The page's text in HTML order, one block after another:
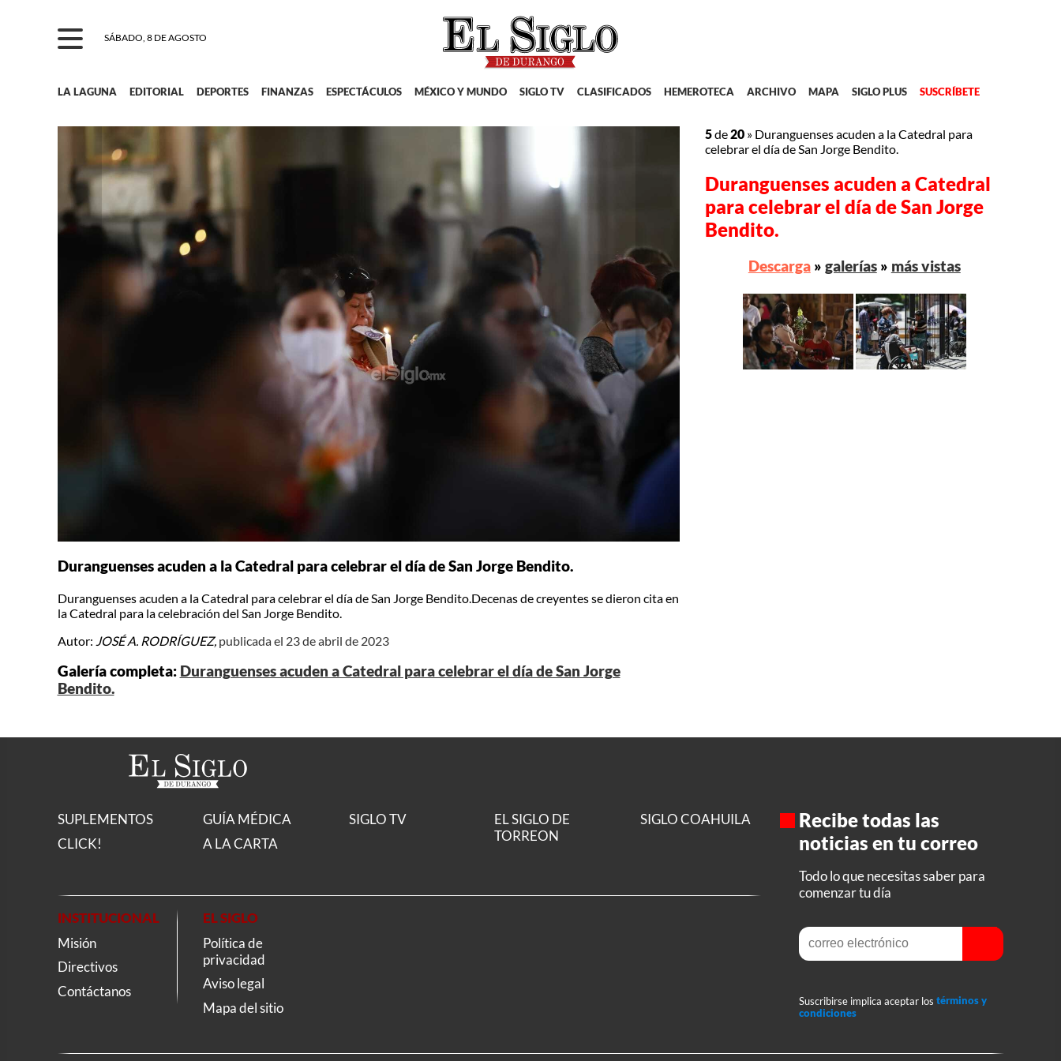
SÁBADO, 8 DE AGOSTO
LA LAGUNA EDITORIAL DEPORTES FINANZAS ESPECTÁCULOS MÉXICO Y MUNDO SIGLO TV CLASIFICADOS HEMEROTECA ARCHIVO MAPA SIGLO PLUS SUSCRÍBETE
Duranguenses acuden a la Catedral para celebrar el día de San Jorge Bendito.
Duranguenses acuden a la Catedral para celebrar el día de San Jorge Bendito.Decenas de creyentes se dieron cita en
la Catedral para la celebración del San Jorge Bendito.
Autor: JOSÉ A. RODRÍGUEZ, publicada el 23 de abril de 2023
Galería completa: Duranguenses acuden a Catedral para celebrar el día de San Jorge
Bendito.
5de20 » Duranguenses acuden a la Catedral para
celebrar el día de San Jorge Bendito.
Duranguenses acuden a Catedral
para celebrar el día de San Jorge
Bendito.
Descarga» galerías» más vistas
SUPLEMENTOS
CLICK!
GUÍA MÉDICA
A LA CARTA
SIGLO TV
EL SIGLO DE
TORREON
SIGLO COAHUILA
INSTITUCIONAL
Misión
Directivos
Contáctanos
EL SIGLO
Política de
privacidad
Aviso legal
Mapa del sitio
Recibe todas las
noticias en tu correo
Todo lo que necesitas saber para
comenzar tu día
Suscribirse implica aceptar los términos y
condiciones